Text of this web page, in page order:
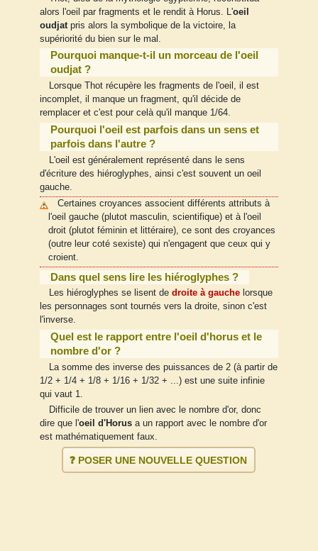
alors l'oeil par fragments et le rendit à Horus. L'oeil
oudjat pris alors la symbolique de la victoire, la
supériorité du bien sur le mal.
Pourquoi manque-t-il un morceau de l'oeil
oudjat ?
Lorsque Thot récupère les fragments de l'oeil, il est
incomplet, il manque un fragment, qu'il décide de
remplacer et c'est pour celà qu'il manque 1/64.
Pourquoi l'oeil est parfois dans un sens et
parfois dans l'autre ?
L'oeil est généralement représenté dans le sens
d'écriture des hiéroglyphes, ainsi c'est souvent un oeil
gauche.
Certaines croyances associent différents attributs à
l'oeil gauche (plutot masculin, scientifique) et à l'oeil
droit (plutot féminin et littéraire), ce sont des croyances
(outre leur coté sexiste) qui n'engagent que ceux qui y
croient.
Dans quel sens lire les hiéroglyphes ?
Les hiéroglyphes se lisent de droite à gauchelorsque
les personnages sont tournés vers la droite, sinon c'est
l'inverse.
Quel est le rapport entre l'oeil d'horus et le
nombre d'or ?
La somme des inverse des puissances de 2 (à partir de
1/2 + 1/4 + 1/8 + 1/16 + 1/32 + ...) est une suite infinie
qui vaut 1.
Difficile de trouver un lien avec le nombre d'or, donc
dire que l'oeil d'Horus a un rapport avec le nombre d'or
est mathématiquement faux.
❓ POSER UNE NOUVELLE QUESTION